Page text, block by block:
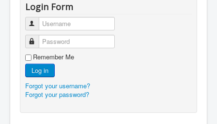
Login Form
Username
Password
Remember Me
Log in
Forgot your username?
Forgot your password?